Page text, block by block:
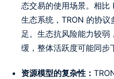
态交易的使用场景。相
生态系统，TRON 的协
足。生态抗风险能力较弱
缓，整体活跃度可能同步
资源模型的复杂性：